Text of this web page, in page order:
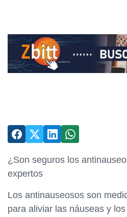
¿Son seguros los
expertos
Los antinauseosos son
para aliviar las náuseas y